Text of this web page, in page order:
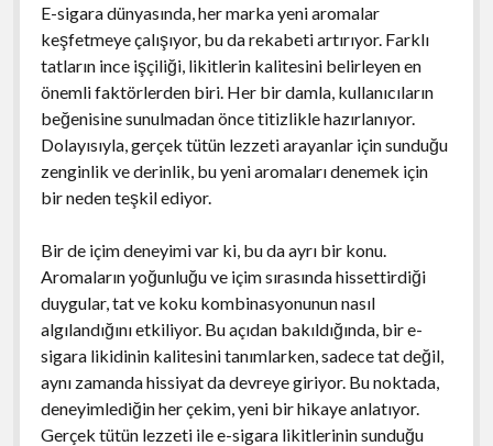
E-sigara dünyasında, her marka yeni aromalar
keşfetmeye çalışıyor, bu da rekabeti artırıyor. Farklı
tatların ince işçiliği, likitlerin kalitesini belirleyen en
önemli faktörlerden biri. Her bir damla, kullanıcıların
beğenisine sunulmadan önce titizlikle hazırlanıyor.
Dolayısıyla, gerçek tütün lezzeti arayanlar için sunduğu
zenginlik ve derinlik, bu yeni aromaları denemek için
bir neden teşkil ediyor.
Bir de içim deneyimi var ki, bu da ayrı bir konu.
Aromaların yoğunluğu ve içim sırasında hissettirdiği
duygular, tat ve koku kombinasyonunun nasıl
algılandığını etkiliyor. Bu açıdan bakıldığında, bir e-
sigara likidinin kalitesini tanımlarken, sadece tat değil,
aynı zamanda hissiyat da devreye giriyor. Bu noktada,
deneyimlediğin her çekim, yeni bir hikaye anlatıyor.
Gerçek tütün lezzeti ile e-sigara likitlerinin sunduğu